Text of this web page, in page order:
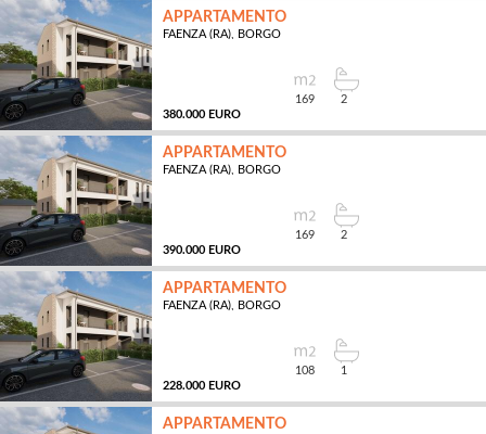
APPARTAMENTO
FAENZA (RA), BORGO
380.000 EURO
169 2
APPARTAMENTO
FAENZA (RA), BORGO
390.000 EURO
169 2
APPARTAMENTO
FAENZA (RA), BORGO
228.000 EURO
108 1
APPARTAMENTO